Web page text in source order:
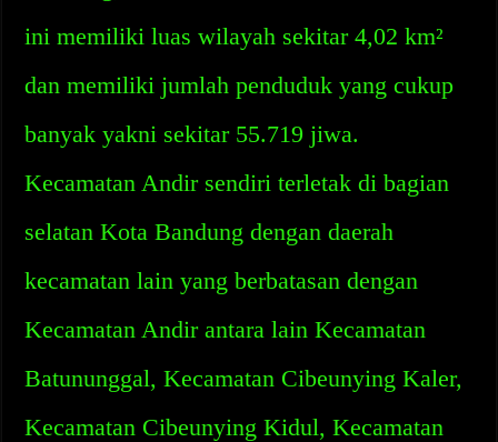
ini memiliki luas wilayah sekitar 4,02 km²
dan memiliki jumlah penduduk yang cukup
banyak yakni sekitar 55.719 jiwa.
Kecamatan Andir sendiri terletak di bagian
selatan Kota Bandung dengan daerah
kecamatan lain yang berbatasan dengan
Kecamatan Andir antara lain Kecamatan
Batununggal, Kecamatan Cibeunying Kaler,
Kecamatan Cibeunying Kidul, Kecamatan